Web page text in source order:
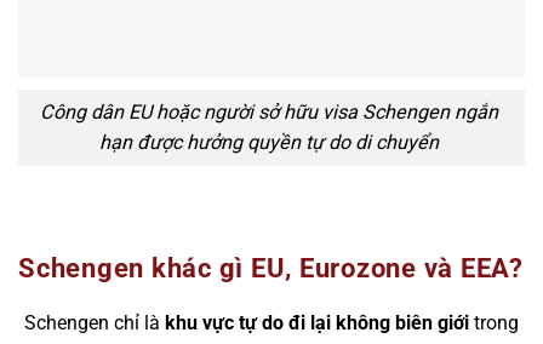
Công dân EU hoặc người sở hữu visa Schengen ngắn
hạn được hưởng quyền tự do di chuyển
Schengen khác gì EU, Eurozone và EEA?
Schengen chỉ là khu vực tự do đi lại không biên giới trong